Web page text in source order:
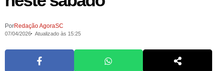
PorRedação AgoraSC
07/04/2026 Atualizado às 15:25